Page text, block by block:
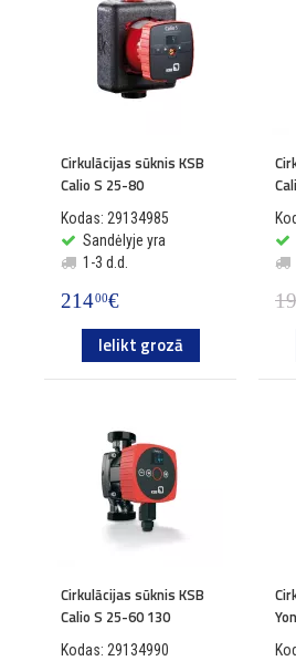
Cirkulācijas sūknis KSB
Calio S 25-80
Kodas: 29134985
Sandėlyje yra
1-3 d.d.
21400€
Ielikt grozā
Cirkulācijas sūknis KSB
Calio S 25-60 130
Kodas: 29134990